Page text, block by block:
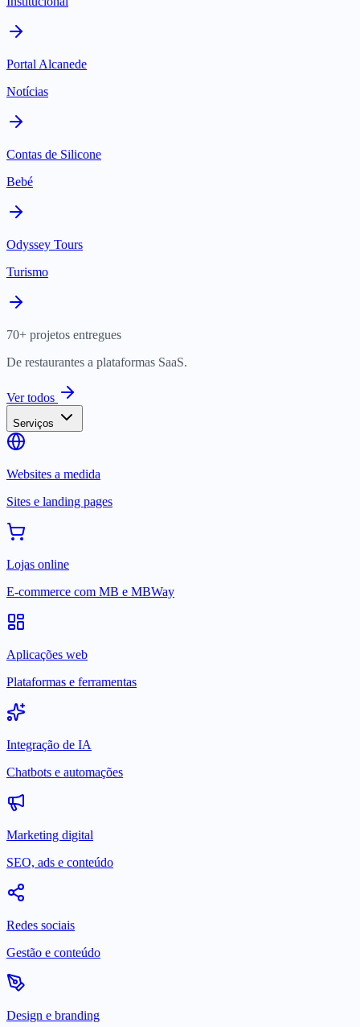
Portal Alcanede
Notícias
Contas de Silicone
Bebé
Odyssey Tours
Turismo
70+ projetos entregues
De restaurantes a plataformas SaaS.
Ver todos
Serviços
Websites a medida
Sites e landing pages
Lojas online
E-commerce com MB e MBWay
Aplicações web
Plataformas e ferramentas
Integração de IA
Chatbots e automações
Marketing digital
SEO, ads e conteúdo
Redes sociais
Gestão e conteúdo
Design e branding